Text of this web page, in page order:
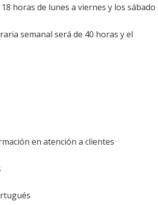
horas de lunes a viernes y los sábado
semanal será de 40 horas y el
en atención a clientes